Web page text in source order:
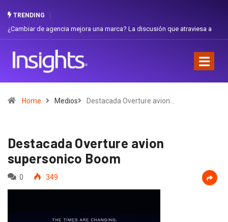
TRENDING
de agencia mejora una marca? La discusión que atraviesa a
Home Medios Destacada Overture avion…
Destacada Overture avion
supersonico Boom
0 349